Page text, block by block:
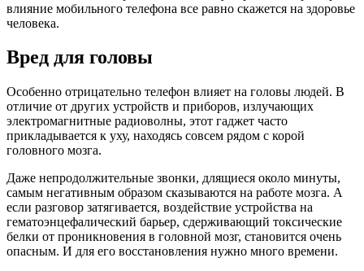
влияние мобильного телефона все равно скажется на здоровье
человека.
Вред для головы
Особенно отрицательно телефон влияет на головы людей. В
отличие от других устройств и приборов, излучающих
электромагнитные радиоволны, этот гаджет часто
прикладывается к уху, находясь совсем рядом с корой
головного мозга.
Даже непродолжительные звонки, длящиеся около минуты,
самым негативным образом сказываются на работе мозга. А
если разговор затягивается, воздействие устройства на
гематоэнцефалический барьер, сдерживающий токсические
белки от проникновения в головной мозг, становится очень
опасным. И для его восстановления нужно много времени.